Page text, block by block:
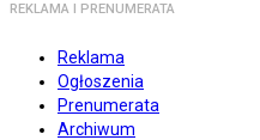
REKLAMA I PRENUMERATA
Reklama
Ogłoszenia
Prenumerata
Archiwum